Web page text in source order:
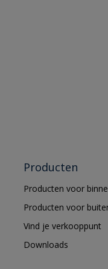
Producten
Producten voor
Producten voor
Vind je verkooppunt
Downloads